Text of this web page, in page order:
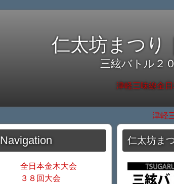
仁太坊まつり
三絃バトル２
津軽三味線全
津軽
仁太坊ま
Navigation
全日本金木大会
３８回大会